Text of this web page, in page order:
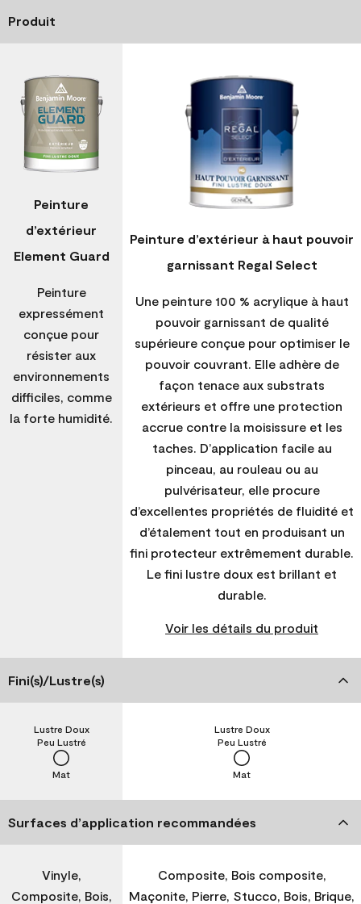
Produit
Peinture
d’extérieur
Element Guard
Peinture
expressément
conçue pour
résister aux
environnements
difficiles, comme
la forte humidité.
Peinture d’extérieur à haut pouvoir
garnissant Regal Select
Une peinture 100 % acrylique à haut
pouvoir garnissant de qualité
supérieure conçue pour optimiser le
pouvoir couvrant. Elle adhère de
façon tenace aux substrats
extérieurs et offre une protection
accrue contre la moisissure et les
taches. D’application facile au
pinceau, au rouleau ou au
pulvérisateur, elle procure
d’excellentes propriétés de fluidité et
d’étalement tout en produisant un
fini protecteur extrêmement durable.
Le fini lustre doux est brillant et
durable.
Voir les détails du produit
Fini(s)/Lustre(s)
Mat
Peu Lustré
Lustre Doux
Mat
Peu Lustré
Lustre Doux
Surfaces d’application recommandées
Vinyle,
Composite, Bois,
Composite, Bois composite,
Maçonite, Pierre, Stucco, Bois, Brique,